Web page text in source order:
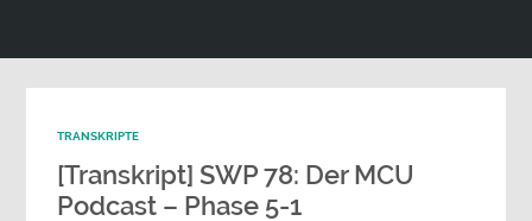
TRANSKRIPTE
[Transkript] SWP 78: Der MCU
Podcast – Phase 5-1